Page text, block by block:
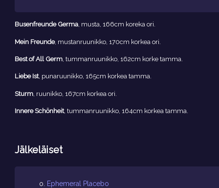
Busenfreunde Germa, musta, 166cm koreka ori.
Mein Freunde, mustanruunikko, 170cm korkea ori.
Best of All Germ , tummanruunikko, 162cm korke tamma.
Liebe Ist, punaruunikko, 165cm korkea tamma.
Sturm , ruunikko, 167cm korkea ori.
Innere Schönheit, tummanruunikko, 164cm korkea tamma.
Jälkeläiset
o. Ephemeral Placebo